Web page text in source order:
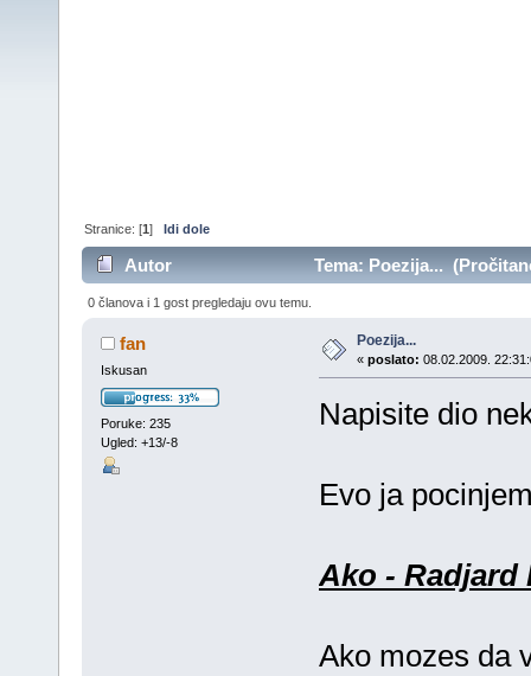
Stranice: [1]Idi dole
Autor Tema: Poezija...
0 članova i 1 gost pregledaju ovu temu.
fan
Iskusan
Poruke: 235
Ugled: +13/-8
Poezija...
« poslato: 08.02.2009.
Napisite dio
Evo ja
Ako -
Ako mozes da